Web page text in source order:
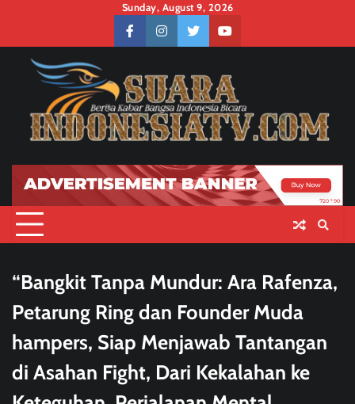
content
Sunday, August 9, 2026
facebookinstagramtwitteryoutube
“Bangkit Tanpa Mundur: Ara Rafenza,
Petarung Ring dan Founder Muda
hampers, Siap Menjawab Tantangan
di Asahan Fight, Dari Kekalahan ke